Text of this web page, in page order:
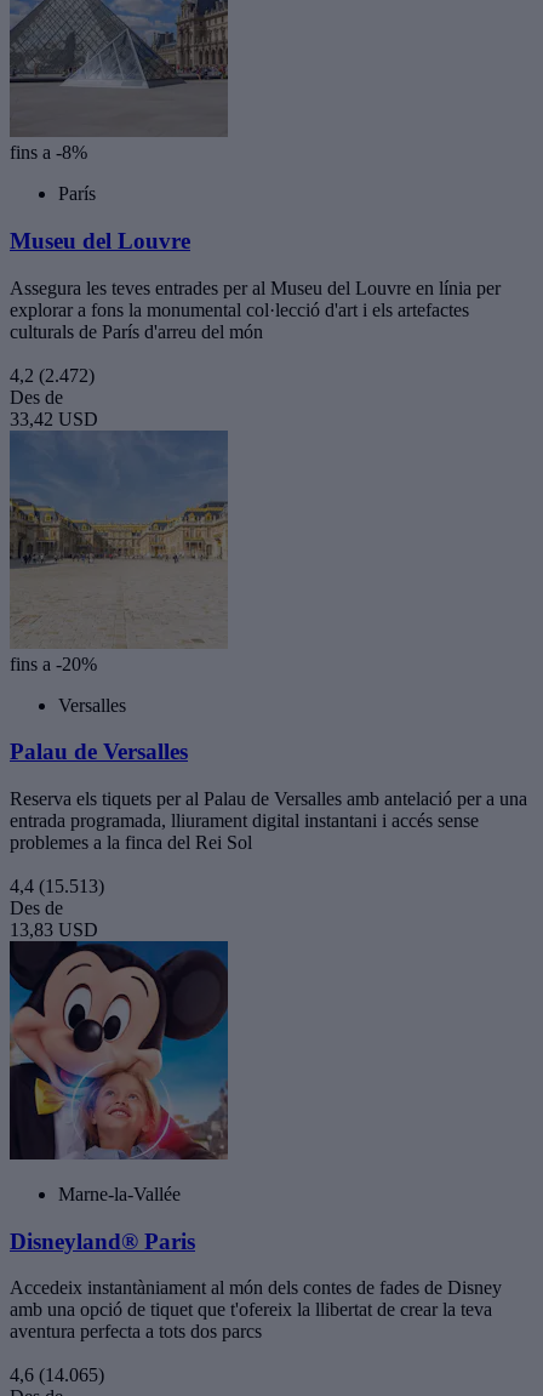
fins a -8%
París
Museu del Louvre
Assegura les teves entrades per al Museu del Louvre en línia per
explorar a fons la monumental col·lecció d'art i els artefactes
culturals de París d'arreu del món
4,2 (2.472)
Des de
33,42 USD
fins a -20%
Versalles
Palau de Versalles
Reserva els tiquets per al Palau de Versalles amb antelació per a una
entrada programada, lliurament digital instantani i accés sense
problemes a la finca del Rei Sol
4,4 (15.513)
Des de
13,83 USD
Marne-la-Vallée
Disneyland® Paris
Accedeix instantàniament al món dels contes de fades de Disney
amb una opció de tiquet que t'ofereix la llibertat de crear la teva
aventura perfecta a tots dos parcs
4,6 (14.065)